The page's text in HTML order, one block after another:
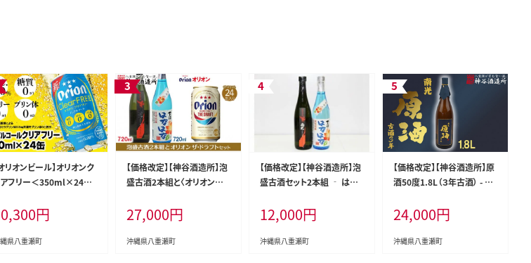
リオンビール】オリオンク
アフリー＜350ml×24缶
ルコール オリオン クリ
フリー プリン体ゼロ 糖質
カロリーゼロ 爽快な う
円
県八重瀬町
【価格改定】【神谷酒造所】泡
盛古酒2本組と〈オリオンビ
ット - はなはな古酒 25度 南
光古酒 40度 オリオン ザ・ド
ラフト 八重瀬町 オリジナル
27,000円
沖縄県八重瀬町
【価格改定】【神谷酒造所】泡
盛古酒セット2本組 ‐ はな
光 40度 720ml 飲み比べ 泡
盛 甘い 香り フルーティー
華やか 優しい 甘さ 沖縄県
12,000円
沖縄県八重瀬町
【価格改定】【神谷酒造所】原
酒50度1.8L（３年古酒） - 泡
一升瓶 甘口 熟成 沖縄県 八
重瀬町
24,000円
沖縄県八重瀬町